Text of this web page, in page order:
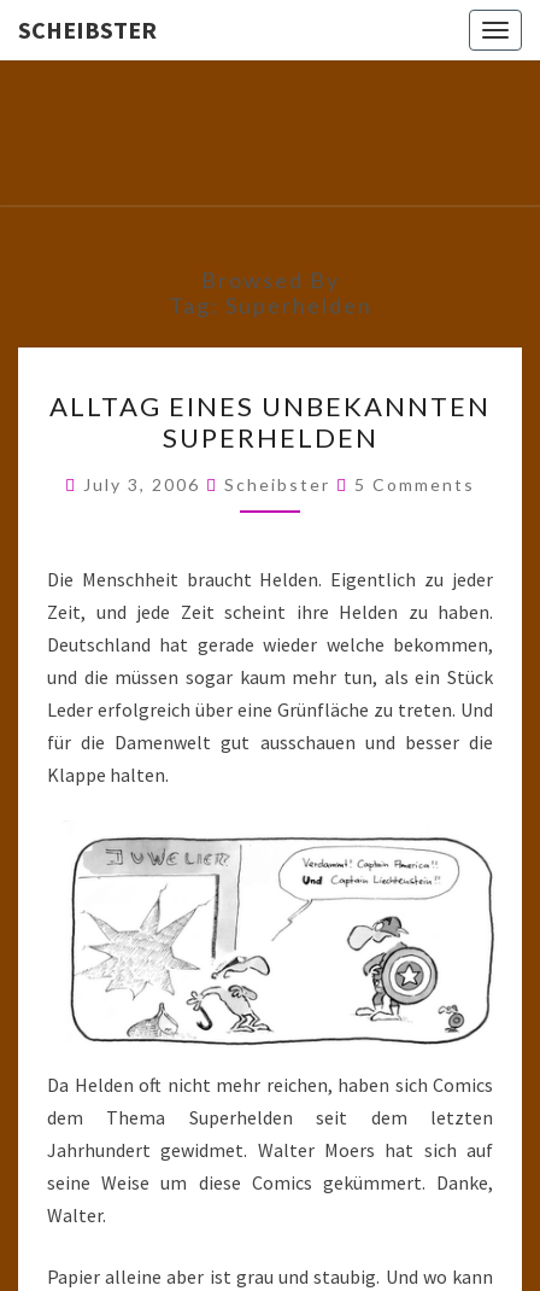
SCHEIBSTER
School!
Browsed By
Tag: Superhelden
EINES
UNBEKANNTEN
SUPERHELDEN
ALLTAG EINES UNBEKANNTEN
SUPERHELDEN
July 3, 2006 Scheibster Comments
5 Comments
Die Menschheit braucht Helden. Eigentlich zu jeder
Zeit, und jede Zeit scheint ihre Helden zu haben.
Deutschland hat gerade wieder welche bekommen,
und die müssen sogar kaum mehr tun, als ein Stück
Leder erfolgreich über eine Grünfläche zu treten. Und
für die Damenwelt gut ausschauen und besser die
Klappe halten.
Da Helden oft nicht mehr reichen, haben sich Comics
dem Thema Superhelden seit dem letzten
Jahrhundert gewidmet. Walter Moers hat sich auf
seine Weise um diese Comics gekümmert. Danke,
Walter.
Papier alleine aber ist grau und staubig. Und wo kann